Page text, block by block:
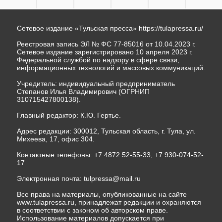
Сетевое издание «Тульская пресса» https://tulapressa.ru/
Реестровая запись ЭЛ № ФС 77-85016 от 10.04.2023 г.
Сетевое издание зарегистрировано 10 апреля 2023 г.
Федеральной службой по надзору в сфере связи,
информационных технологий и массовых коммуникаций.
Учредитель: индивидуальный предприниматель
Степанов Илья Владимирович (ОГРНИП
310715427800138).
Главный редактор: К.Ю. Гертье.
Адрес редакции: 300012, Тульская область, г. Тула, ул.
Михеева, 17, офис 304.
Контактные телефоны: +7 4872 52-55-33, +7 930-074-52-
17
Электронная почта: tulpressa@mail.ru
Все права на материалы, опубликованные на сайте
www.tulapressa.ru, принадлежат редакции и охраняются
в соответствии с законом об авторском праве.
Использование материалов допускается при